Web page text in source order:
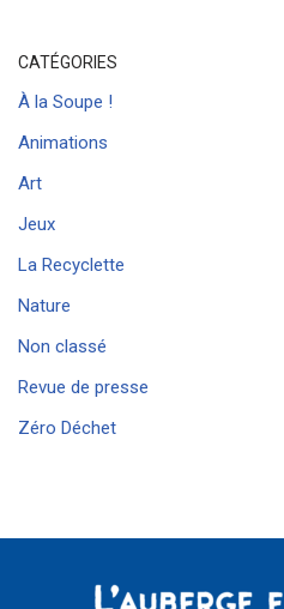
CATÉGORIES
À la Soupe !
Animations
Art
Jeux
La Recyclette
Nature
Non classé
Revue de presse
Zéro Déchet